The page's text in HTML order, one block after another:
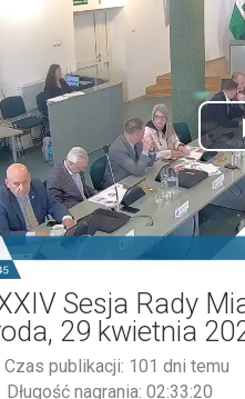
Sesja Rady
29 kwietnia
Czas publikacji: 101 dni temu
Długość nagrania: 02:33:20